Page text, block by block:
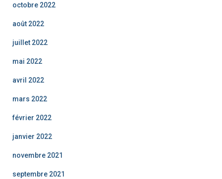
octobre 2022
août 2022
juillet 2022
mai 2022
avril 2022
mars 2022
février 2022
janvier 2022
novembre 2021
septembre 2021